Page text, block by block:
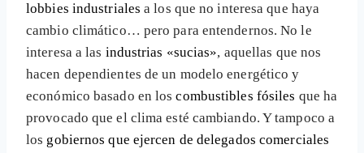
lobbies industriales a los que no interesa que haya
cambio climático… pero para entendernos. No le
interesa a las industrias «sucias», aquellas que nos
hacen dependientes de un modelo energético y
económico basado en loscombustibles fósiles que ha
provocado que el clima esté cambiando. Y tampoco a
los gobiernos que ejercen de delegados comerciales